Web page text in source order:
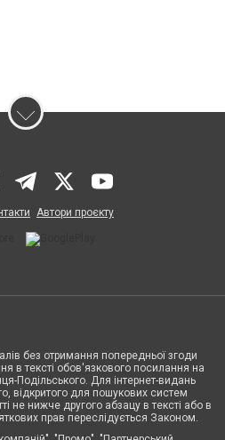
Автори проєкту
без отримання попередньої згоди
в тексті обов'язкового посилання на
Подільського. Для інтернет-видань
відкритого для пошукових систем
не нижче другого абзацу в тексті або в
прав переслідується Законом.